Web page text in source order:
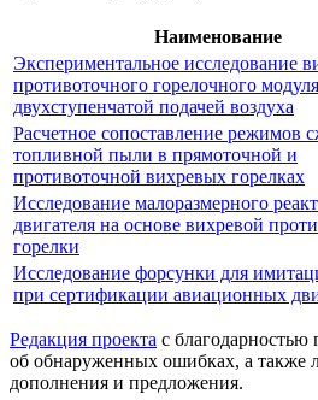
Наименование
Экспериментальное исследование
противоточного горелочного
двухступенчатой подачей воздуха
Расчетное сопоставление режимов
топливной пыли в прямоточной и
противоточной вихревых горелках
Исследование малоразмерного
двигателя на основе вихревой
горелки
Исследование форсунки для
при сертификации авиационных
Редакция проекта с
об обнаруженных ошибках, а также
дополнения и предложения.